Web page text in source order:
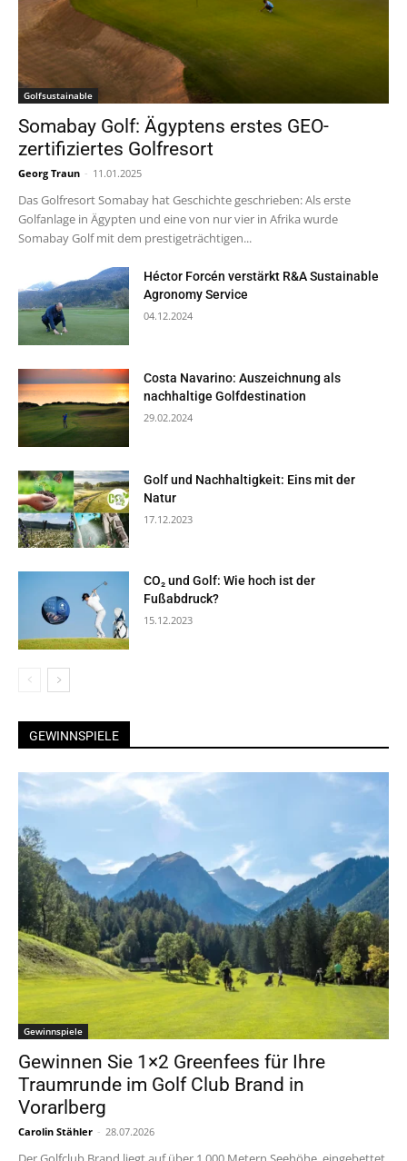
Golfsustainable
Somabay Golf: Ägyptens erstes GEO-
zertifiziertes Golfresort
Georg Traun - 11.01.2025
Das Golfresort Somabay hat Geschichte geschrieben: Als erste
Golfanlage in Ägypten und eine von nur vier in Afrika wurde
Somabay Golf mit dem prestigeträchtigen...
Héctor Forcén verstärkt R&A Sustainable
Agronomy Service
04.12.2024
Costa Navarino: Auszeichnung als
nachhaltige Golfdestination
29.02.2024
Golf und Nachhaltigkeit: Eins mit der
Natur
17.12.2023
CO₂ und Golf: Wie hoch ist der
Fußabdruck?
15.12.2023
GEWINNSPIELE
Gewinnspiele
Gewinnen Sie 1×2 Greenfees für Ihre
Traumrunde im Golf Club Brand in
Vorarlberg
Carolin Stähler - 28.07.2026